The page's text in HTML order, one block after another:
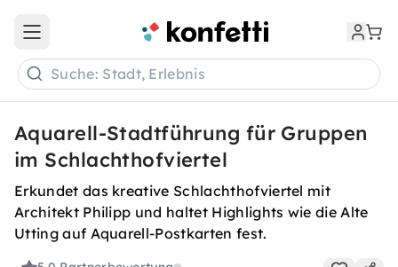
Open main menu
Suche: Stadt, Erlebnis
Aquarell-Stadtführung für Gruppen
im Schlachthofviertel
Erkundet das kreative Schlachthofviertel mit
Architekt Philipp und haltet Highlights wie die Alte
Utting auf Aquarell-Postkarten fest.